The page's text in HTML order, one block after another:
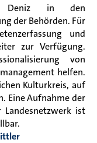
Deniz in den
der Behörden. Für
und
zur Verfügung.
von
helfen.
Kulturkreis, auf
Eine Aufnahme der
ist